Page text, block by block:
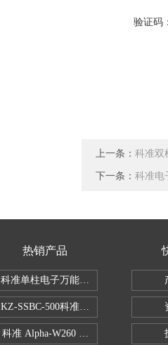
验证码
上一条： 科准双
下一条： 科准电
热销产品
科准单柱电子万能拉力机KZ-SSBC-500
KZ-SSBC-500科准单柱电子万能试验
科准 Alpha-W260 半导体全自动推拉